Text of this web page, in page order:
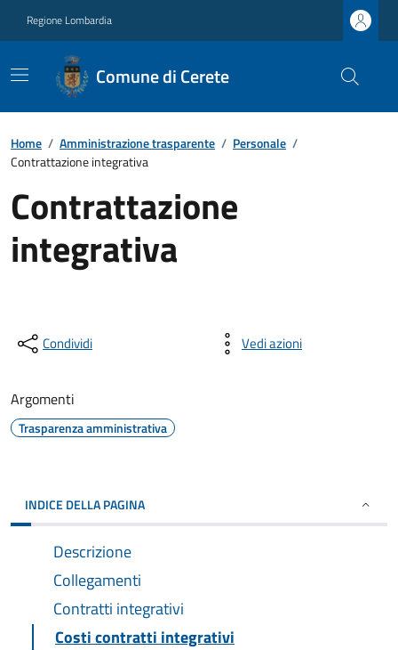
Regione Lombardia
Comune di Cerete
Home / Amministrazione trasparente / Personale /
Contrattazione integrativa
Contrattazione
integrativa
Condividi Vedi azioni
Argomenti
Trasparenza amministrativa
INDICE DELLA PAGINA
Descrizione
Collegamenti
Contratti integrativi
Costi contratti integrativi